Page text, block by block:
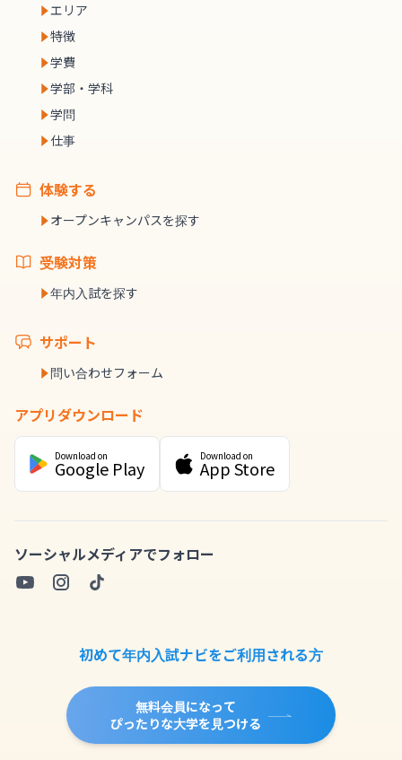
エリア
特徴
学費
学部・学科
学問
仕事
体験する
オープンキャンパスを探す
受験対策
年内入試を探す
サポート
問い合わせフォーム
アプリダウンロード
Download on
Google Play
Download on
App Store
ソーシャルメディアでフォロー
初めて年内入試ナビをご利用される方
無料会員になって
ぴったりな大学を見つける